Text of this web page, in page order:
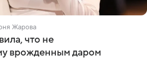
Жарова
что не
врожденным даром